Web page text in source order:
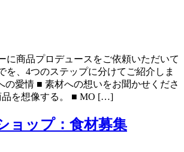
に商品プロデュースをご依頼いただいて
を、4つのステップに分けてご紹介しま
の愛情 ■ 素材への想いをお聞かせくださ
を想像する。 ■ MO […]
ョップ：食材募集